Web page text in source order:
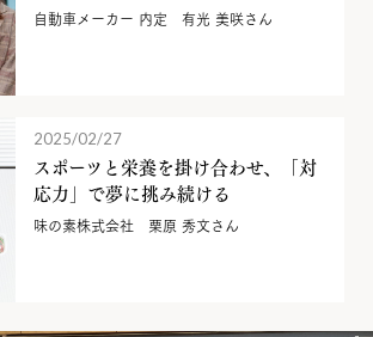
自動車メーカー 内定 有光 美咲さん
2025/02/27
スポーツと栄養を掛け合わせ、「対
応力」で夢に挑み続ける
味の素株式会社 栗原 秀文さん